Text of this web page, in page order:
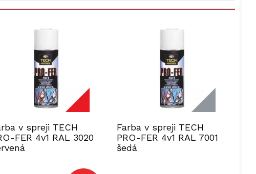
v spreji TECH
FER 4v1 RAL 3020
Farba v spreji TECH
PRO-FER 4v1 RAL 7001
šedá